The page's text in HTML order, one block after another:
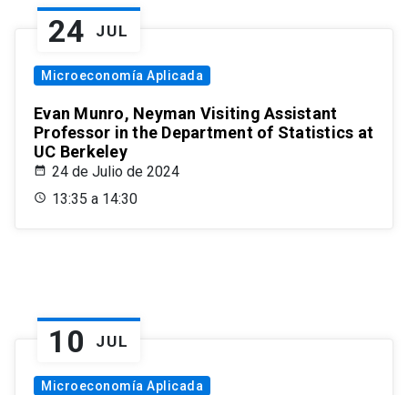
24 JUL
Microeconomía Aplicada
Evan Munro, Neyman Visiting Assistant
Professor in the Department of Statistics at
UC Berkeley
24 de Julio de 2024
13:35 a 14:30
10 JUL
Microeconomía Aplicada